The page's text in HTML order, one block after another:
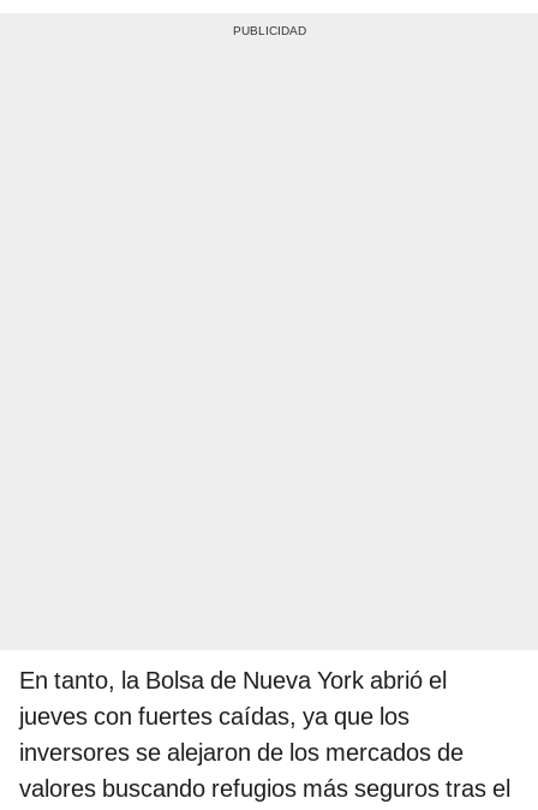
En tanto, la Bolsa de Nueva York abrió el
jueves con fuertes caídas, ya que los
inversores se alejaron de los mercados de
valores buscando refugios más seguros tras el